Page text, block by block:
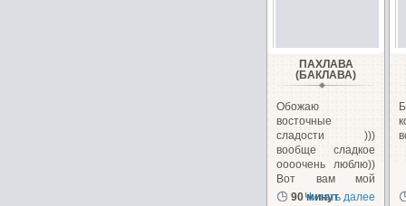
ПАХЛАВА
(БАКЛАВА)
Обожаю
восточные
сладости )))
вообще сладкое
оооочень люблю))
Вот вам мой
рецептик,...
90 минут
Читать далее